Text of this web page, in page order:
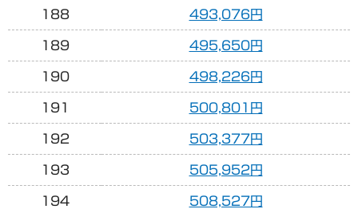
188 493,076円
189 495,650円
190 498,226円
191 500,801円
192 503,377円
193 505,952円
194 508,527円